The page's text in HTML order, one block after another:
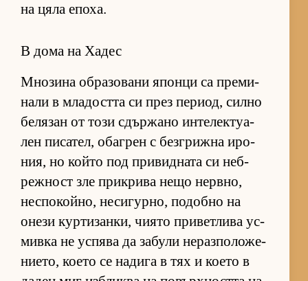
на цяла епо­ха.
В дома на Хадес
Мно­зина об­ра­зо­вани японци са пре­ми­
нали в мла­достта си през пе­ри­од, силно
бе­ля­зан от този сдър­жано ин­те­лек­ту­а­
лен пи­са­тел, обаг­рен с без­г­рижна иро­
ния, но който под при­вид­ната си неб­
реж­ност зле прик­рива нещо нер­в­но,
нес­по­кой­но, не­си­гур­но, по­добно на
онези кур­ти­зан­ки, чи­ято при­вет­лива ус­
мивка не ус­пява да за­були не­раз­по­ло­же­
ни­е­то, ко­ето се на­дига в тях и ко­ето в